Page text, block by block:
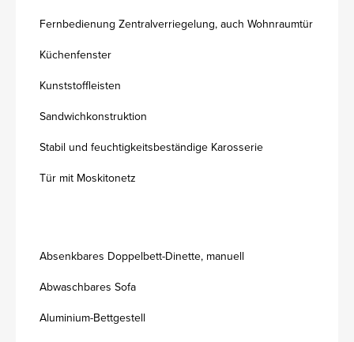
Fernbedienung Zentralverriegelung, auch Wohnraumtür
Küchenfenster
Kunststoffleisten
Sandwichkonstruktion
Stabil und feuchtigkeitsbeständige Karosserie
Tür mit Moskitonetz
Absenkbares Doppelbett-Dinette, manuell
Abwaschbares Sofa
Aluminium-Bettgestell